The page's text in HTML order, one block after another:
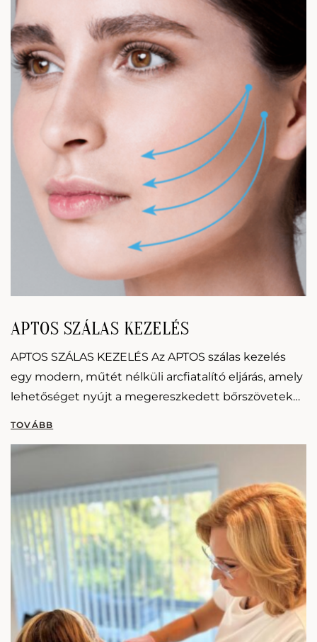
Contour), másnéven BIOSZÁLAS LIFTING manapság
az…
APTOS SZÁLAS KEZELÉS
APTOS SZÁLAS KEZELÉS Az APTOS szálas kezelés
egy modern, műtét nélküli arcfiatalító eljárás, amely
lehetőséget nyújt a megereszkedett bőrszövetek